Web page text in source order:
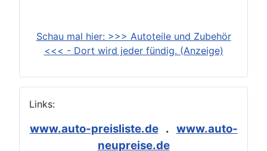
Schau mal hier: >>> Autoteile und Zubehör
<<< - Dort wird jeder fündig. (Anzeige)
Links:
www.auto-preisliste.de. www.auto-
neupreise.de